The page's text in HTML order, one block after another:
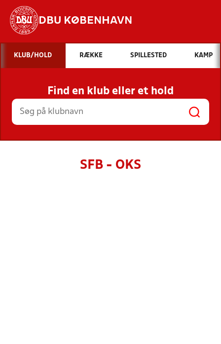
DBU KØBENHAVN
Hvad vil du søge efter?
INDHOLD OG NYHEDER
STILLINGER, RESULTATER, KLUBBER OG
HOLD
KLUB/HOLD RÆKKE SPILLESTED KAMP
Find en klub eller et hold
SFB - OKS